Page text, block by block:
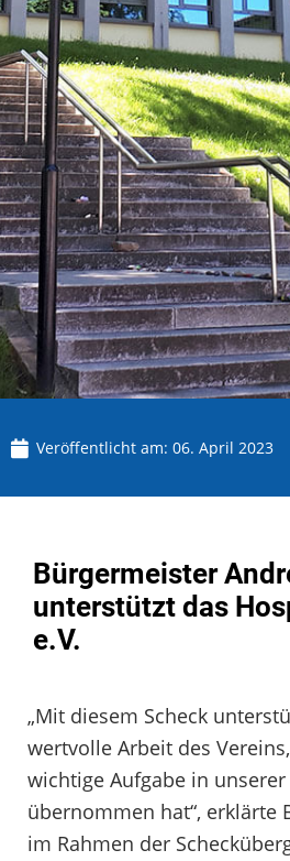
Veröffentlicht am: 06. April 2023
Bürgermeister
unterstützt das
e.V.
„Mit diesem Scheck
wertvolle Arbeit des
wichtige Aufgabe in
übernommen hat“, erklärte
im Rahmen der